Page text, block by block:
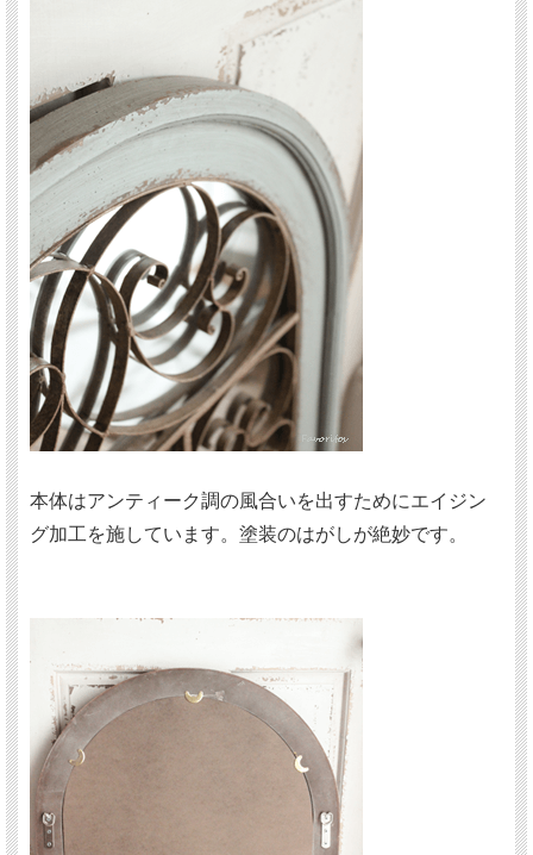
本体はアンティーク調の風合いを出すためにエイジン
グ加工を施しています。塗装のはがしが絶妙です。